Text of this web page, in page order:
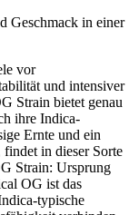
Geschmack in einer
vor
und intensiver
Strain bietet genau
ihre Indica-
Ernte und ein
findet in dieser Sorte
Strain: Ursprung
OG ist das
typische